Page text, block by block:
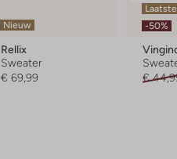
Nieuw
Rellix
Sweater
€ 69,99
-50%
€